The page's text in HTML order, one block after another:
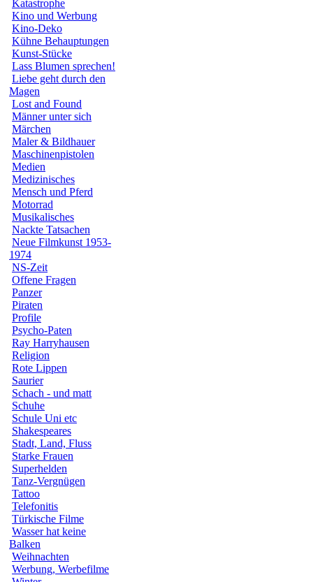
Katastrophe
Kino und Werbung
Kino-Deko
Kühne Behauptungen
Kunst-Stücke
Lass Blumen sprechen!
Liebe geht durch den
Magen
Lost and Found
Männer unter sich
Märchen
Maler & Bildhauer
Maschinenpistolen
Medien
Medizinisches
Mensch und Pferd
Motorrad
Musikalisches
Nackte Tatsachen
Neue Filmkunst 1953-
1974
NS-Zeit
Offene Fragen
Panzer
Piraten
Profile
Psycho-Paten
Ray Harryhausen
Religion
Rote Lippen
Saurier
Schach - und matt
Schuhe
Schule Uni etc
Shakespeares
Stadt, Land, Fluss
Starke Frauen
Superhelden
Tanz-Vergnügen
Tattoo
Telefonitis
Türkische Filme
Wasser hat keine
Balken
Weihnachten
Werbung, Werbefilme